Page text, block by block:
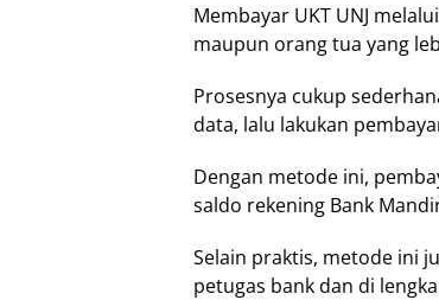
Membayar UKT UNJ
maupun orang tua yang
Prosesnya cukup
data, lalu lakukan
Dengan metode ini,
saldo rekening Bank
Selain praktis, metode ini
petugas bank dan di